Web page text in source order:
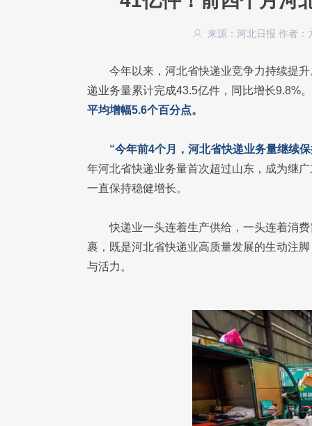
来源：河北日报 作者：
今年以来，河北省快递业竞争力持续提
递业务量累计完成43.5亿件，同比增长9.8%。
平均增幅5.6个百分点。
“今年前4个月，河北省快递业务量继续
年河北省快递业务量首次超过山东，成为继
一直保持稳健增长。
快递业一头连着生产供给，一头连着消
裹，既是河北省快递业高质量发展的生动注
与活力。